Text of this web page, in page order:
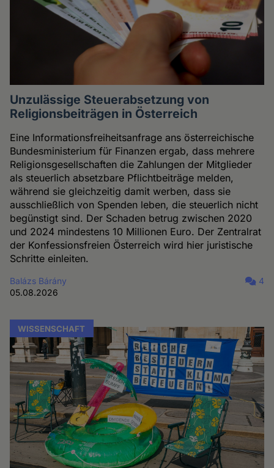
Unzulässige Steuerabsetzung von
Religionsbeiträgen in Österreich
Eine Informationsfreiheitsanfrage ans österreichische
Bundesministerium für Finanzen ergab, dass mehrere
Religionsgesellschaften die Zahlungen der Mitglieder
als steuerlich absetzbare Pflichtbeiträge melden,
während sie gleichzeitig damit werben, dass sie
ausschließlich von Spenden leben, die steuerlich nicht
begünstigt sind. Der Schaden betrug zwischen 2020
und 2024 mindestens 10 Millionen Euro. Der Zentralrat
der Konfessionsfreien Österreich wird hier juristische
Schritte einleiten.
Balázs Bárány
05.08.2026
4
WISSENSCHAFT